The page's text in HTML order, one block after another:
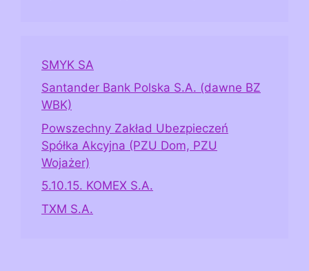
SMYK SA
Santander Bank Polska S.A. (dawne BZ
WBK)
Powszechny Zakład Ubezpieczeń
Spółka Akcyjna (PZU Dom, PZU
Wojażer)
5.10.15. KOMEX S.A.
TXM S.A.